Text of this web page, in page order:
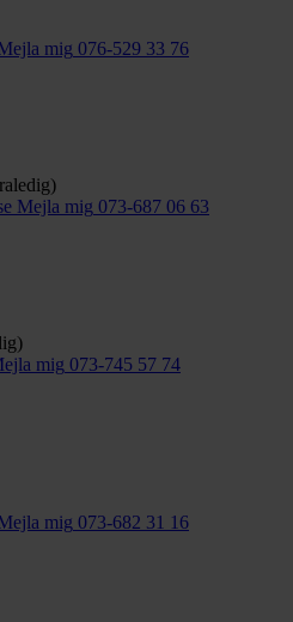
mig 076-529 33 76
Mejla mig 073-687 06 63
mig 073-745 57 74
mig 073-682 31 16